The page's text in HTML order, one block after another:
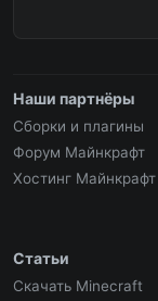
Наши партнёры
Сборки и плагины
Форум Майнкрафт
Хостинг Майнкрафт
Статьи
Скачать Minecraft